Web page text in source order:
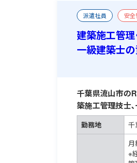
派遣社員 安全
改修
一級建
建築施工管理
一級建築士
千葉県流山市の
築施工管理技士
勤務地 千
月
※